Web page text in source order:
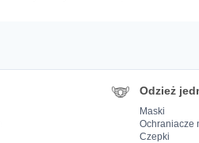
Odzież
Maski
Ochraniacze
Czepki